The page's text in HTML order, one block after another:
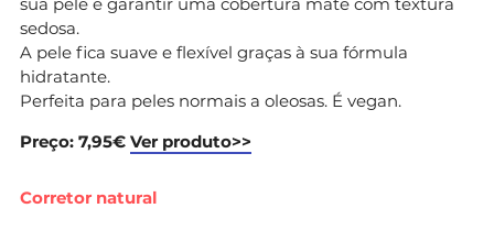
sedosa.
A pele fica suave e flexível graças à sua fórmula
hidratante.
Perfeita para peles normais a oleosas. É vegan.
Preço: 7,95€ Ver produto>>
Corretor natural